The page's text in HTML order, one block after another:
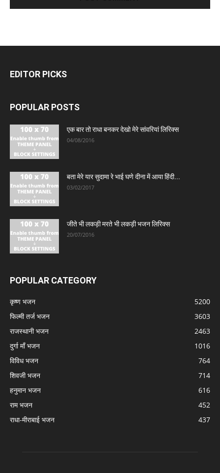
EDITOR PICKS
POPULAR POSTS
एक बार तो राधा बनकर देखो मेरे सांवरियां लिरिक्स
04/08/2016
बता मेरे यार सुदामा रे भाई घणे दीना में आया हिंदी...
03/02/2017
जीते भी लकड़ी मरते भी लकड़ी भजन लिरिक्स
20/07/2016
POPULAR CATEGORY
कृष्ण भजन
5200
फिल्मी तर्ज भजन
3603
राजस्थानी भजन
2463
दुर्गा माँ भजन
1016
विविध भजन
764
शिवजी भजन
714
हनुमान भजन
616
राम भजन
452
राधा-मीराबाई भजन
437